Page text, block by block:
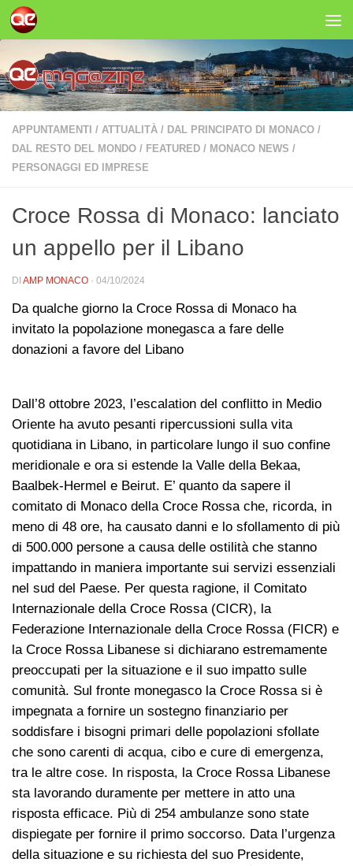
Salta al contenuto
APPUNTAMENTI / ATTUALITÀ / DAL PRINCIPATO DI MONACO /
DAL RESTO DEL MONDO / FEATURED / MONACO NEWS /
PERSONAGGI ED IMPRESE
Croce Rossa di Monaco: lanciato
un appello per il Libano
DI AMP MONACO · 04/10/2024
Da qualche giorno la Croce Rossa di Monaco ha
invitato la popolazione monegasca a fare delle
donazioni a favore del Libano
Dall’8 ottobre 2023, l’escalation del conflitto in Medio
Oriente ha avuto pesanti ripercussioni sulla vita
quotidiana in Libano, in particolare lungo il suo confine
meridionale e ora si estende la Valle della Bekaa,
Baalbek-Hermel e Beirut. E’ quanto da sapere il
comitato di Monaco della Croce Rossa che, ricorda, in
meno di 48 ore, ha causato danni e lo sfollamento di più
di 500.000 persone a causa delle ostilità che stanno
impattando in maniera importante sui servizi essenziali
nel sud del Paese. Per questa ragione, il Comitato
Internazionale della Croce Rossa (CICR), la
Federazione Internazionale della Croce Rossa (FICR) e
la Croce Rossa Libanese si dichiarano estremamente
preoccupati per la situazione e il suo impatto sulle
comunità. Sul fronte monegasco la Croce Rossa si è
impegnata a fornire un sostegno finanziario per
soddisfare i bisogni primari delle popolazioni sfollate
che sono carenti di acqua, cibo e cure di emergenza,
tra le altre cose. In risposta, la Croce Rossa Libanese
sta lavorando duramente per mettere in atto una
risposta efficace. Più di 254 ambulanze sono state
dispiegate per fornire il primo soccorso. Data l’urgenza
della situazione e su richiesta del suo Presidente,